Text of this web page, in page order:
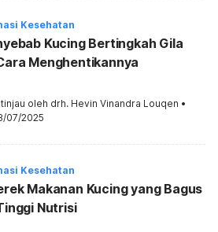
Kesehatan
Kucing Bertingkah Gila
Menghentikannya
oleh drh. Hevin Vinandra Louqen •
07/2025
Kesehatan
Makanan Kucing yang Bagus
Nutrisi